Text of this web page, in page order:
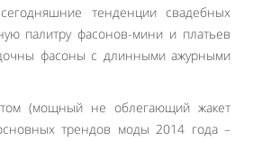
тенденции свадебных
палитру фасонов-мини и платьев
фасоны с длинными ажурными
(мощный не облегающий жакет
трендов моды 2014 года –